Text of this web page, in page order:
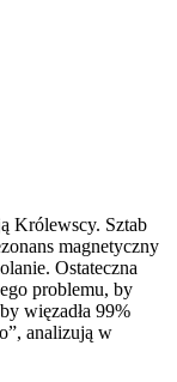
Królewscy. Sztab
magnetyczny
Ostateczna
problemu, by
więzadła 99%
analizują w